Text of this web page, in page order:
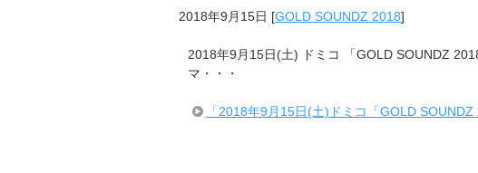
2018年9月15日 [GOLD SOUNDZ 2018]
2018年9月15日(土) ドミコ 「GOLD SOUNDZ
マ・・・
「2018年9月15日(土)ドミコ「GOLD